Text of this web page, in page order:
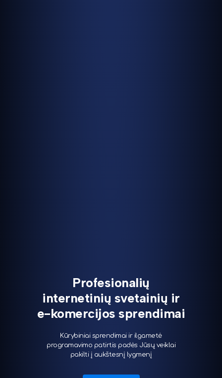
Profesionalių
internetinių svetainių ir
e-komercijos sprendimai
Kūrybiniai sprendimai ir ilgametė
programavimo patirtis padės Jūsų veiklai
pakilti į aukštesnį lygmenį